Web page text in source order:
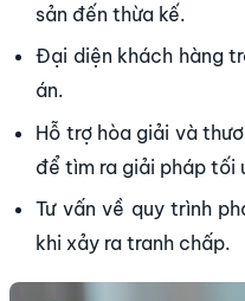
sản đến thừa kế.
Đại diện khách hàng
án.
Hỗ trợ hòa giải và
để tìm ra giải pháp tối
Tư vấn về quy trình
khi xảy ra tranh chấp.